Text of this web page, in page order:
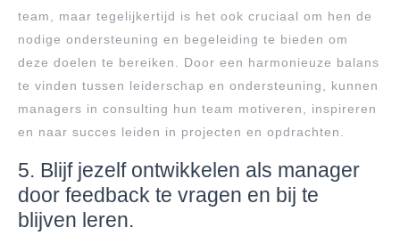
team, maar tegelijkertijd is het ook cruciaal om hen de
nodige ondersteuning en begeleiding te bieden om
deze doelen te bereiken. Door een harmonieuze balans
te vinden tussen leiderschap en ondersteuning, kunnen
managers in consulting hun team motiveren, inspireren
en naar succes leiden in projecten en opdrachten.
5. Blijf jezelf ontwikkelen als manager
door feedback te vragen en bij te
blijven leren.